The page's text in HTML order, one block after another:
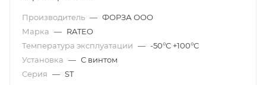
Производитель — ФОРЗА ООО
Марка — RATEO
Температура эксплуатации — -50°С +100°С
Установка — С винтом
Серия — ST